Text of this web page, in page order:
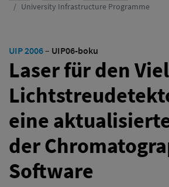
University Infrastructure Programme(active)
UIP 2006– UIP06-boku
Laser für den
eine
der
Software